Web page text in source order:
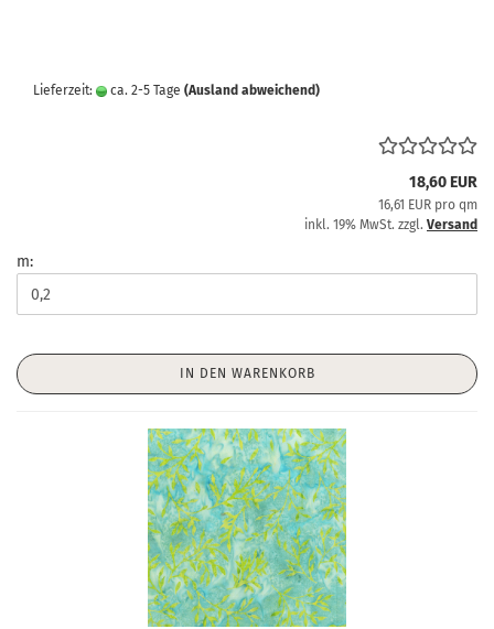
Lieferzeit: ca. 2-5 Tage (Ausland abweichend)
18,60 EUR
16,61 EUR pro qm
inkl. 19% MwSt. zzgl. Versand
m:
IN DEN WARENKORB